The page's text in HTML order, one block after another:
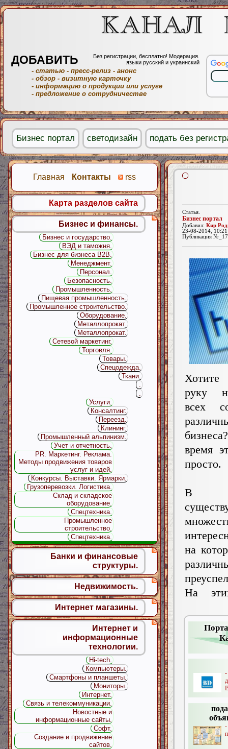
Статья.
Бизнес портал
Добавил: Кир
23-08-2014,
Публикация
-
руку
всех
время
просто.
В
на
На
Главная Контакты rss
Карта разделов сайта
Бизнес и финансы.
Бизнес и государство.
ВЭД и таможня.
Бизнес для бизнеса B2B.
Менеджмент.
Персонал.
Безопасность.
Промышленность.
Пищевая промышленность.
Промышленное строительство.
Оборудование.
Металлопрокат.
Металлопрокат.
Сетевой маркетинг.
Торговля.
Товары.
Спецодежда.
Ткани.
.
.
Услуги.
Консалтинг.
Переезд.
Клининг.
Промышленный альпинизм.
Учет и отчетность.
PR. Маркетинг. Реклама.
Методы продвижения товаров
услуг и идей.
Конкурсы. Выставки. Ярмарки.
Грузоперевозки. Логистика.
Склад и складское
оборудование.
Спецтехника.
Промышленное
строительство.
Спецтехника.
Банки и финансовые
структуры.
Недвижимость.
Интернет магазины.
Интернет и
информационные
технологии.
Hi-tech.
Компьютеры.
Смартфоны и планшеты.
Мониторы.
Интернет.
Связь и телекоммуникации.
Новостные и
информационные сайты.
Софт.
Создание и продвижение
сайтов.
ДОБАВИТЬ
Без регистрации, бесплатно! Модерация.
языки русский и украинский
- статью - пресс-релиз - анонс
- обзор - визитную карточку
- информацию о продукции или услуге
- предложение о сотрудничестве
Бизнес портал светодизайн подать без